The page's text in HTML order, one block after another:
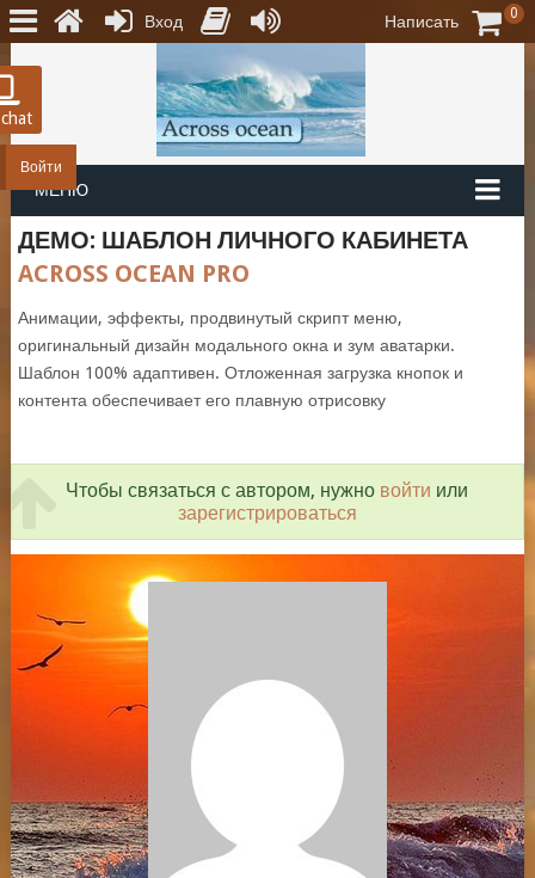
Войти
МЕНЮ
ДЕМО: ШАБЛОН ЛИЧНОГО КАБИНЕТА
ACROSS OCEAN PRO
Анимации, эффекты, продвинутый скрипт меню,
оригинальный дизайн модального окна и зум аватарки.
Шаблон 100% адаптивен. Отложенная загрузка кнопок и
контента обеспечивает его плавную отрисовку
Чтобы связаться с автором, нужно войти или
зарегистрироваться
Вход Написать 0